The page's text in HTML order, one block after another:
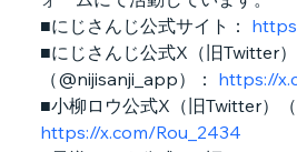
■にじさんじ公式サイト：
■にじさんじ公式X（旧Twitter）
（@nijisanji_app）： https://
■小柳ロウ公式X（旧Twitter）
https://x.com/Rou_2434